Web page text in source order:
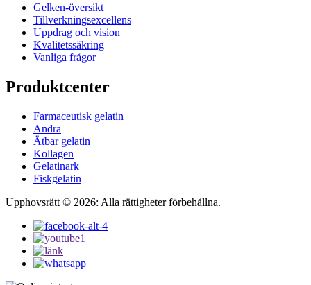
Gelken-översikt
Tillverkningsexcellens
Uppdrag och vision
Kvalitetssäkring
Vanliga frågor
Produktcenter
Farmaceutisk gelatin
Andra
Ätbar gelatin
Kollagen
Gelatinark
Fiskgelatin
Upphovsrätt © 2026: Alla rättigheter förbehållna.